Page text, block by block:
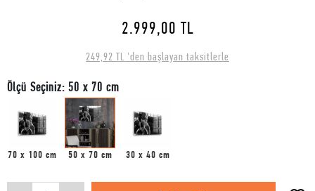
2.999,00 TL
249,92 TL 'den başlayan taksitlerle
Ölçü Seçiniz: 50 x 70 cm
70 x 100 cm 50 x 70 cm 30 x 40 cm